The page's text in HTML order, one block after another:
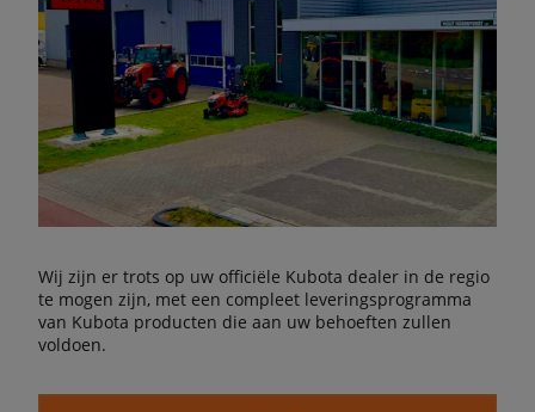
Wij zijn er trots op uw officiële Kubota dealer in de regio
te mogen zijn, met een compleet leveringsprogramma
van Kubota producten die aan uw behoeften zullen
voldoen.